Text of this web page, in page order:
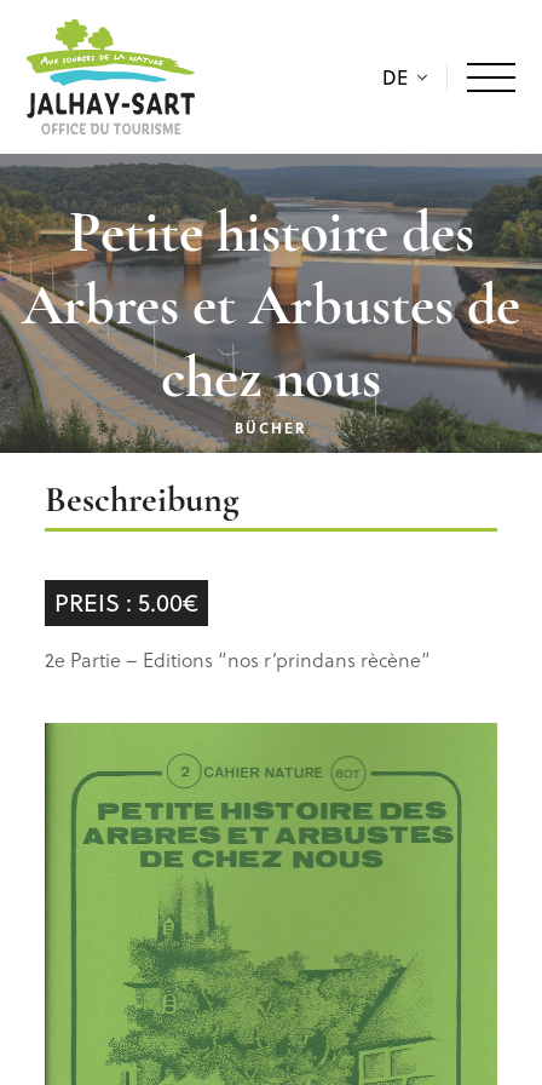
DE
Petite histoire des
Arbres et Arbustes de
chez nous
BÜCHER
Beschreibung
Beschreibung
PREIS : 5.00€
2e Partie – Editions “nos r’prindans rècène”